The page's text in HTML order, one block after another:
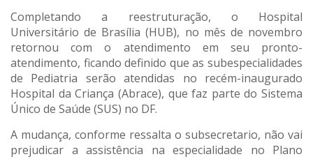
Completando a reestruturação, o Hospital
Universitário de Brasília (HUB), no mês de novembro
retornou com o atendimento em seu pronto-
atendimento, ficando definido que as subespecialidades
de Pediatria serão atendidas no recém-inaugurado
Hospital da Criança (Abrace), que faz parte do Sistema
Único de Saúde (SUS) no DF.
A mudança, conforme ressalta o subsecretario, não vai
prejudicar a assistência na especialidade no Plano